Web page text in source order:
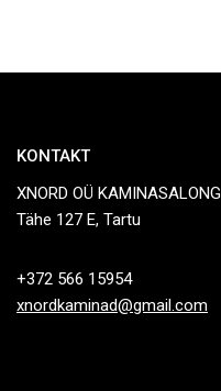
KONTAKT
XNORD OÜ KAMINASALONG
Tähe 127 E, Tartu
+372 566 15954
xnordkaminad@gmail.com